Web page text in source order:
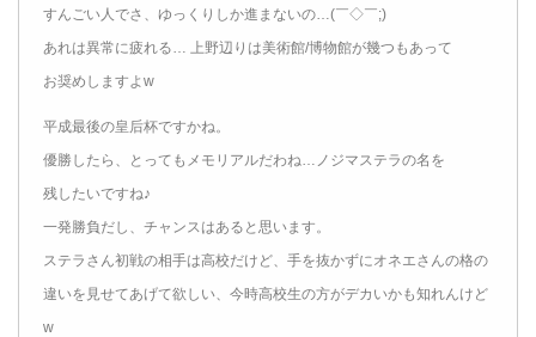
すんごい人でさ、ゆっくりしか進まないの…(￣◇￣;)
あれは異常に疲れる… 上野辺りは美術館/博物館が幾つもあって
お奨めしますよw
平成最後の皇后杯ですかね。
優勝したら、とってもメモリアルだわね…ノジマステラの名を
残したいですね♪
一発勝負だし、チャンスはあると思います。
ステラさん初戦の相手は高校だけど、手を抜かずにオネエさんの格の
違いを見せてあげて欲しい、今時高校生の方がデカいかも知れんけど
w